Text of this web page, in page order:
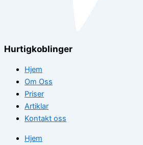
Hurtigkoblinger
Hjem
Om Oss
Priser
Artiklar
Kontakt oss
Hjem